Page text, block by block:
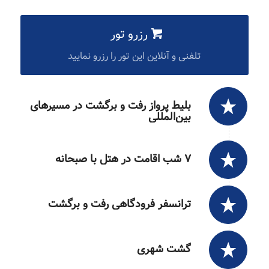
رزرو تور
تلفنی و آنلاین این تور را رزرو نمایید
بلیط پرواز رفت و برگشت در مسیرهای
بین‌المللی
۷ شب اقامت در هتل با صبحانه
ترانسفر فرودگاهی رفت و برگشت
گشت شهری